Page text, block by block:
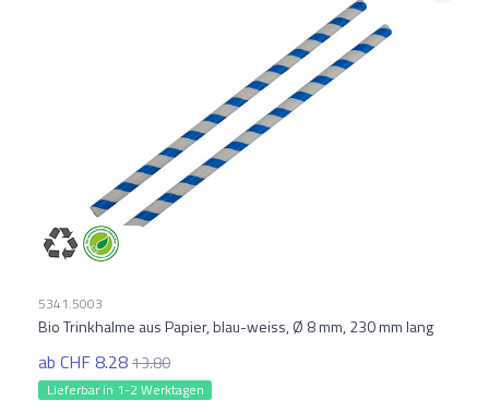
5341.5003
Bio Trinkhalme aus Papier, blau-weiss, Ø 8 mm, 230 mm lang
ab CHF 8.2813.80
Lieferbar in 1-2 Werktagen